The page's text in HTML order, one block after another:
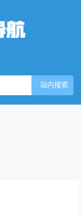
站内搜索